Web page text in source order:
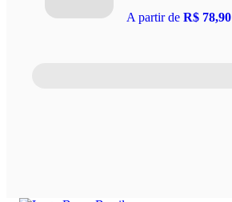
A partir de R$ 78,90